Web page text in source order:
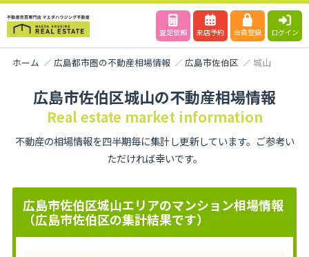
査定依頼 来店予約 会員登録 ログイン
ホーム 広島都市圏の不動産相場情報 広島市佐伯区 城山
広島市佐伯区城山の不動産相場情報
Real estate market information
不動産の相場情報を四半期毎に集計し更新しています。ご参考い
ただければ幸いです。
広島市佐伯区城山エリアのマンション相場情報
（広島市佐伯区の集計結果です）